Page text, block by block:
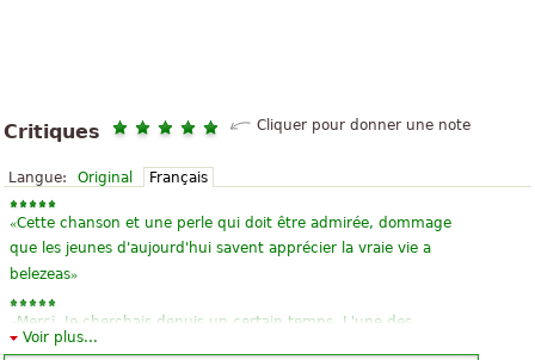
Critiques Cliquer pour donner une note
Langue: Original Français
«Cette chanson et une perle qui doit être admirée, dommage
que les jeunes d'aujourd'hui savent apprécier la vraie vie a
belezeas»
Merci. Je cherchais depuis un certain temps. L'une des
meilleures œuvres de Chopin.
Voir plus...